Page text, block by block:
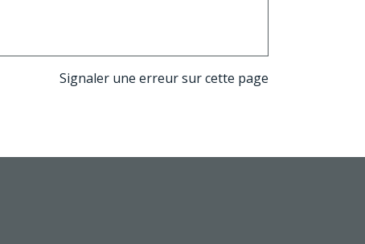
Signaler une erreur sur cette page